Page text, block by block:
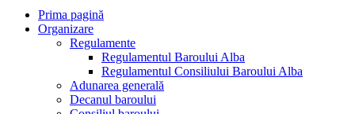
Prima pagină
Organizare
Regulamente
Regulamentul Baroului Alba
Regulamentul Consiliului Baroului Alba
Adunarea generală
Decanul baroului